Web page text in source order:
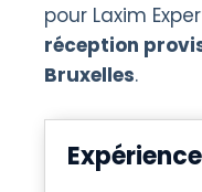
pour Laxim
réception
Bruxelles.